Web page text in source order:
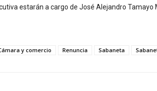
estarán a cargo de José Alejandro
y comercio Renuncia Sabaneta